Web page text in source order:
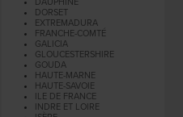
DORSET
EXTREMADURA
FRANCHE-COMTÉ
GALICIA
GLOUCESTERSHIRE
GOUDA
HAUTE-MARNE
HAUTE-SAVOIE
ILE DE FRANCE
INDRE ET LOIRE